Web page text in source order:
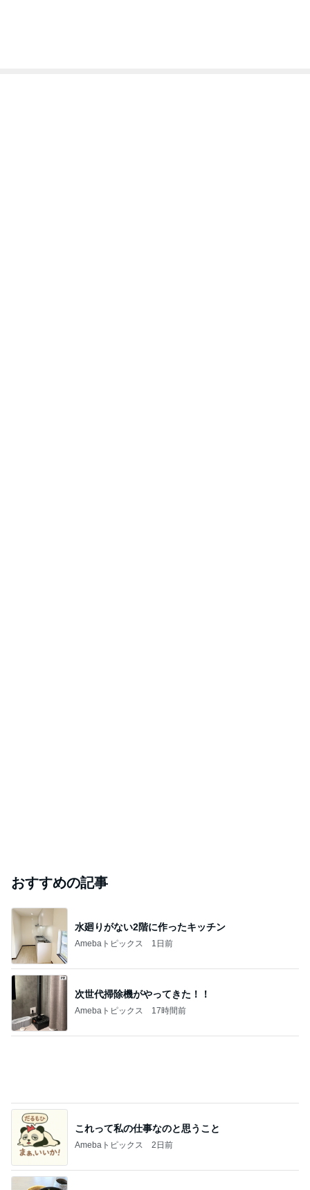
おすすめの記事
水廻りがない2階に作ったキッチン
Amebaトピックス 1日前
次世代掃除機がやってきた！！
Amebaトピックス 17時間前
これって私の仕事なのと思うこと
Amebaトピックス 2日前